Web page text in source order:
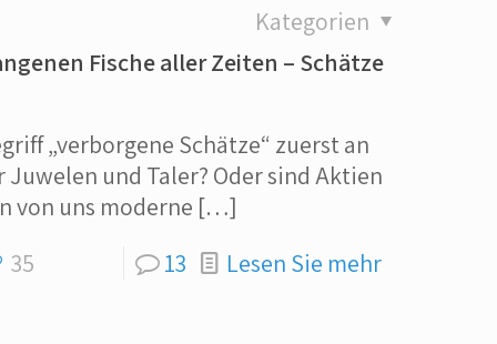
Kategorien
Fische aller Zeiten – Schätze
„verborgene Schätze“ zuerst an
und Taler? Oder sind Aktien
von uns moderne […]
35
13 Lesen Sie mehr